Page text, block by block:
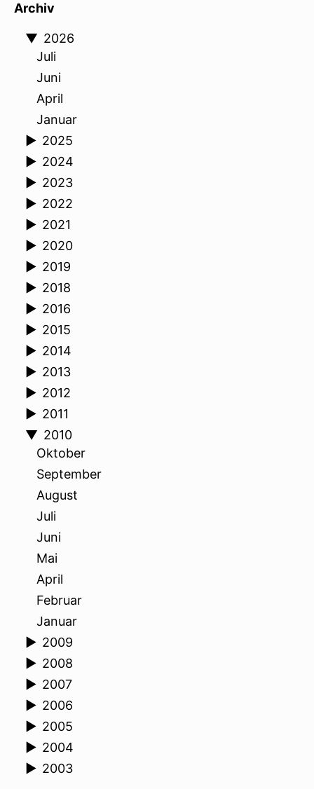
Archiv
▼ 2026
Juli
Juni
April
Januar
► 2025
► 2024
► 2023
► 2022
► 2021
► 2020
► 2019
► 2018
► 2016
► 2015
► 2014
► 2013
► 2012
► 2011
▼ 2010
Oktober
September
August
Juli
Juni
Mai
April
Februar
Januar
► 2009
► 2008
► 2007
► 2006
► 2005
► 2004
► 2003